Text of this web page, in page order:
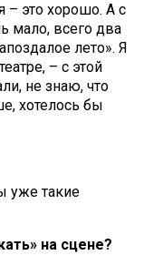
– это хорошо. А с
мало, всего два
лето». Я
– с этой
не знаю, что
хотелось бы
уже такие
на сцене?